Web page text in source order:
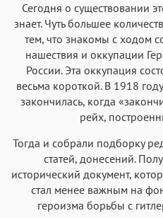
Сегодня о существовании
знает. Чуть большее
тем, что знакомы с ходом
нашествия и оккупации
России. Эта оккупация
весьма короткой. В 1918
закончилась, когда
рейх,
Тогда и собрали подборку
статей, донесений.
исторический документ,
стал менее важным на
героизма борьбы с